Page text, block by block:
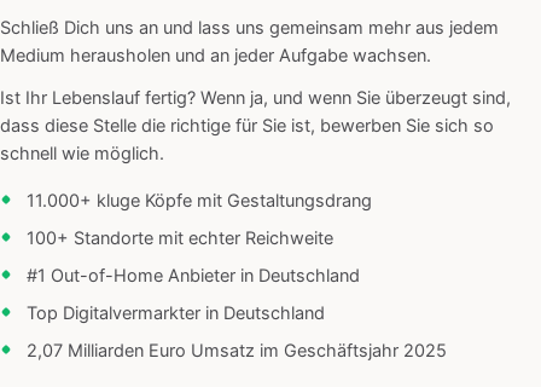
Schließ Dich uns an und lass uns gemeinsam mehr aus jedem
Medium herausholen und an jeder Aufgabe wachsen.
Ist Ihr Lebenslauf fertig? Wenn ja, und wenn Sie überzeugt sind,
dass diese Stelle die richtige für Sie ist, bewerben Sie sich so
schnell wie möglich.
11.000+ kluge Köpfe mit Gestaltungsdrang
100+ Standorte mit echter Reichweite
#1 Out-of-Home Anbieter in Deutschland
Top Digitalvermarkter in Deutschland
2,07 Milliarden Euro Umsatz im Geschäftsjahr 2025